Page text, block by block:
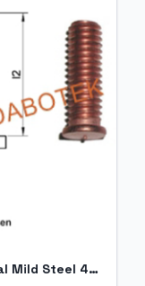
PT Threaded stud M5x16 Material Mild Steel 4.8 acc. EN ISO 13918